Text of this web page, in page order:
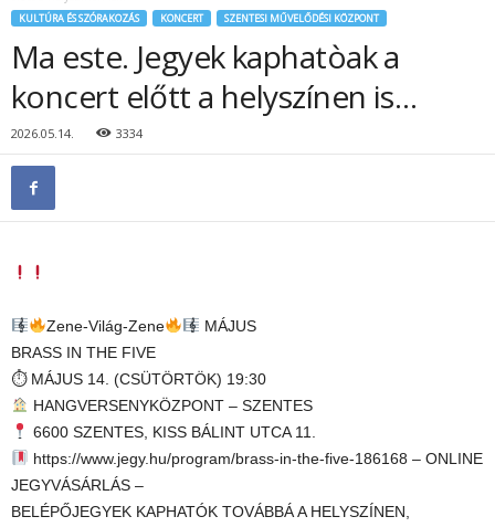
KULTÚRA ÉS SZÓRAKOZÁS KONCERT SZENTESI MŰVELŐDÉSI KÖZPONT
Ma este. Jegyek kaphatòak a
koncert előtt a helyszínen is…
2026.05.14. 3334
Zene-Világ-Zene
MÁJUS
BRASS IN THE FIVE
⏱ MÁJUS 14. (CSÜTÖRTÖK) 19:30
HANGVERSENYKÖZPONT – SZENTES
6600 SZENTES, KISS BÁLINT UTCA 11.
https://www.jegy.hu/program/brass-in-the-five-186168 – ONLINE
JEGYVÁSÁRLÁS –
BELÉPŐJEGYEK KAPHATÓK TOVÁBBÁ A HELYSZÍNEN,